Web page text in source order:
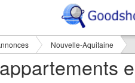
Nouvelle-Aquitaine